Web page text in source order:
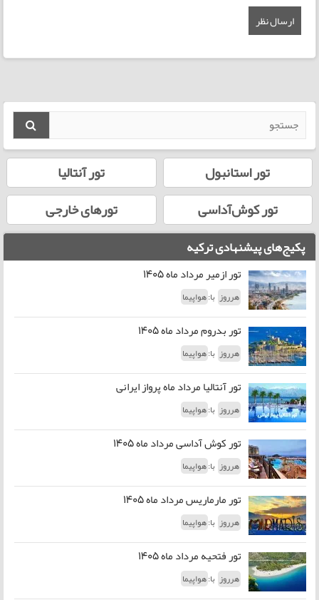
تور استانبول
تور آنتالیا
تور کوش‌آداسی
تورهای خارجی
پکیج‌های پیشنهادی ترکیه
تور ازمیر مرداد ماه 1405
هرروز با:هواپیما
تور بدروم مرداد ماه 1405
هرروز با:هواپیما
تور آنتالیا مرداد ماه پرواز ایرانی
هرروز با:هواپیما
تور کوش آداسی مرداد ماه 1405
هرروز با:هواپیما
تور مارماریس مرداد ماه 1405
هرروز با:هواپیما
تور فتحیه مرداد ماه 1405
هرروز با:هواپیما